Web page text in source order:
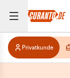
Privatkunde